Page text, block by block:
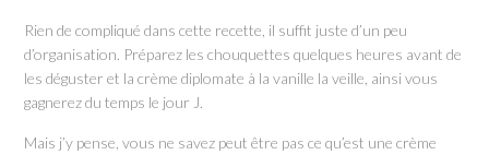
Rien de compliqué dans cette recette, il suffit juste d’un peu
d’organisation. Préparez les chouquettes quelques heures avant de
les déguster et la crème diplomate à la vanille la veille, ainsi vous
gagnerez du temps le jour J.
Mais j’y pense, vous ne savez peut être pas ce qu’est une crème